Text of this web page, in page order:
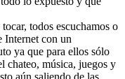
todos escuchamos o
Internet con un
ya que para ellos sólo
chateo, música, juegos y
aún saliendo de las